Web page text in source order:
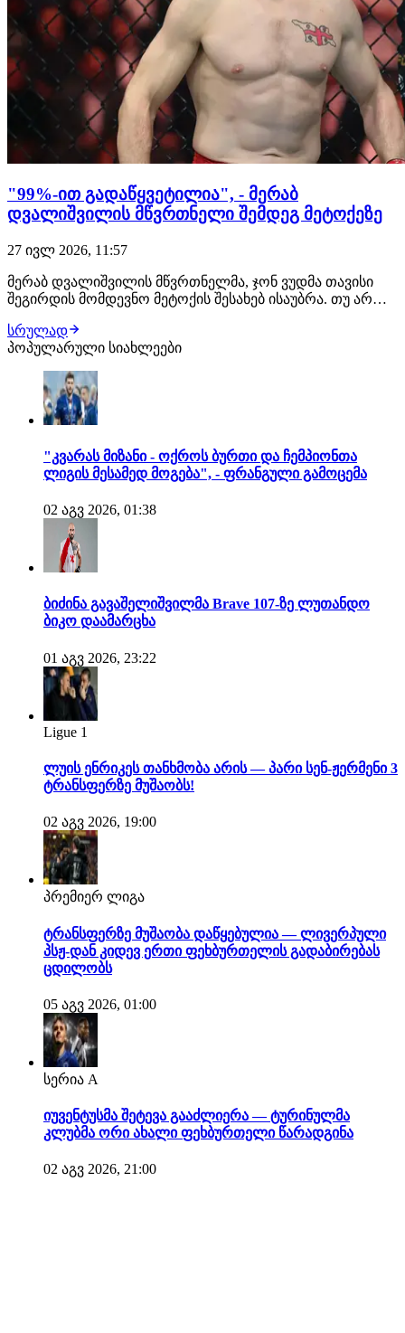
"99%-ით გადაწყვეტილია", - მერაბ
დვალიშვილის მწვრთნელი შემდეგ მეტოქეზე
27 ივლ 2026, 11:57
მერაბ დვალიშვილის მწვრთნელმა, ჯონ ვუდმა თავისი
შეგირდის მომდევნო მეტოქის შესახებ ისაუბრა. თუ არ
მებრძოლის შემდეგი მოწინააღმდეგე კვლავ პიოტრ იანი
იქნება. შეგახსენებთ, ეს მათი მე-3 ჩხუბი გამოვა. "თუ იანის
მხრიდან რაიმე არ შეიცვალა, დვალიშვილი…
სრულად
პოპულარული სიახლეები
"კვარას მიზანი - ოქროს ბურთი და ჩემპიონთა
ლიგის მესამედ მოგება", - ფრანგული გამოცემა
02 აგვ 2026, 01:38
ბიძინა გავაშელიშვილმა Brave 107-ზე ლუთანდო
ბიკო დაამარცხა
01 აგვ 2026, 23:22
Ligue 1
ლუის ენრიკეს თანხმობა არის — პარი სენ-ჟერმენი 3
ტრანსფერზე მუშაობს!
02 აგვ 2026, 19:00
პრემიერ ლიგა
ტრანსფერზე მუშაობა დაწყებულია — ლივერპული
პსჟ-დან კიდევ ერთი ფეხბურთელის გადაბირებას
ცდილობს
05 აგვ 2026, 01:00
სერია A
იუვენტუსმა შეტევა გააძლიერა — ტურინულმა
კლუბმა ორი ახალი ფეხბურთელი წარადგინა
02 აგვ 2026, 21:00